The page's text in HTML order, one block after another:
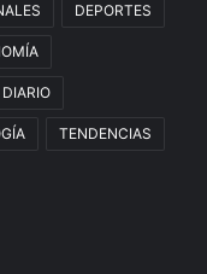
DEPORTES
TENDENCIAS